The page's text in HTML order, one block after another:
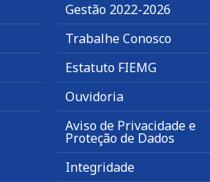
Gestão 2022-2026
Trabalhe Conosco
Estatuto FIEMG
Ouvidoria
Aviso de Privacidade e
Proteção de Dados
Integridade